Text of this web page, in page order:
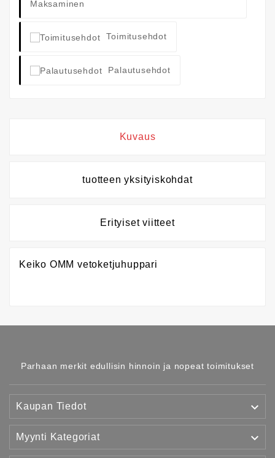
Maksaminen
Toimitusehdot
Palautusehdot
Kuvaus
tuotteen yksityiskohdat
Erityiset viitteet
Keiko OMM vetoketjuhuppari
Parhaan merkit edullisin hinnoin ja nopeat toimitukset
Kaupan Tiedot 
Myynti Kategoriat 